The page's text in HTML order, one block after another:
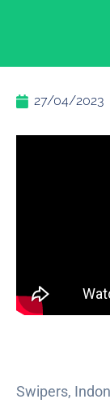
27/04/2023
Swipers,